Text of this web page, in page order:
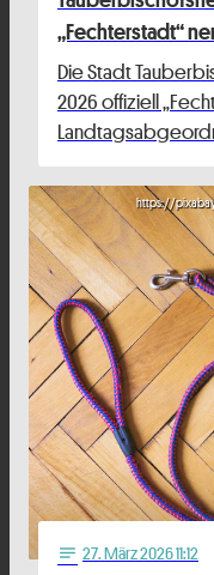
„Fechterstadt“
Die Stadt
2026 offiziell
https://
notes 27. März 2026 11:12